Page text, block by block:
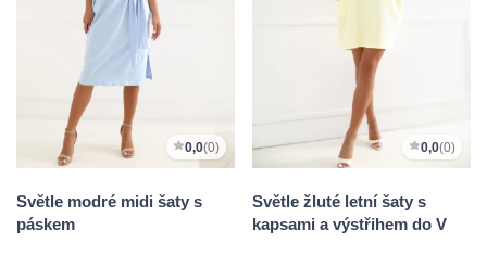
0,0(0)
Světle modré midi šaty s
páskem
0,0(0)
Světle žluté letní šaty s
kapsami a výstřihem do V